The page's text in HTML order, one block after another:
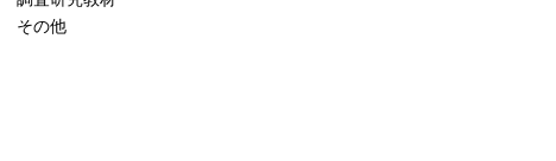
その他